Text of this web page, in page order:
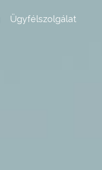
Ügyfélszolgálat